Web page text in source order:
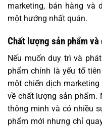
marketing, bán hàng và
một hướng nhất quán.
Chất lượng sản phẩm
Nếu muốn duy trì và
phẩm chính là yếu tố
một chiến dịch
về chất lượng sản phẩm.
thông minh và có nhiều
phẩm mới nhưng chỉ